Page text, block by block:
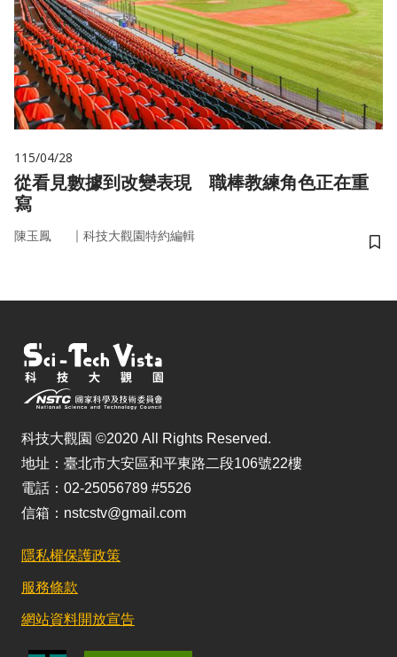
115/04/28
從看見數據到改變表現 職棒教練角色正在重
寫
陳玉鳳 ｜ 科技大觀園特約編輯
儲
科技大觀園 ©2020 All Rights Reserved.
地址：臺北市大安區和平東路二段106號22樓
電話：02-25056789 #5526
信箱：nstcstv@gmail.com
隱私權保護政策
服務條款
網站資料開放宣告